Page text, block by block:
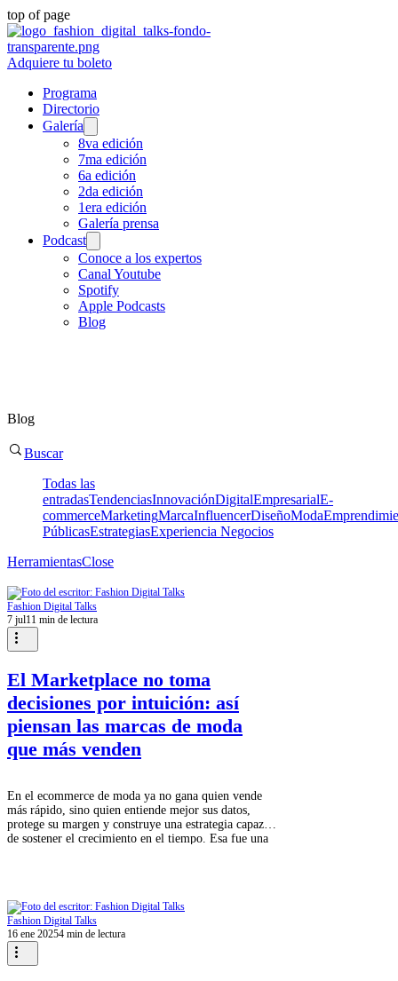
top of page
Adquiere tu boleto
Programa
Directorio
Galería
8va edición
7ma edición
6a edición
2da edición
1era edición
Galería prensa
Podcast
Conoce a los expertos
Canal Youtube
Spotify
Apple Podcasts
Blog
Blog
Buscar
Todas las
entradasTendenciasInnovaciónDigitalEmpresarialE-
commerceMarketingMarcaInfluencerDiseñoModa
PúblicasEstrategiasExperiencia Negocios
HerramientasClose
Fashion Digital Talks
7 jul11 min de lectura
El Marketplace no toma
decisiones por intuición: así
piensan las marcas de moda
que más venden
En el ecommerce de moda ya no gana quien vende
más rápido, sino quien entiende mejor sus datos,
protege su margen y construye una estrategia capaz
de sostener el crecimiento en el tiempo. Esa fue una
impulsando marcas en el ecosistema digital. Carlos ha
vivido de cerca distintas etapas
Fashion Digital Talks
16 ene 20254 min de lectura